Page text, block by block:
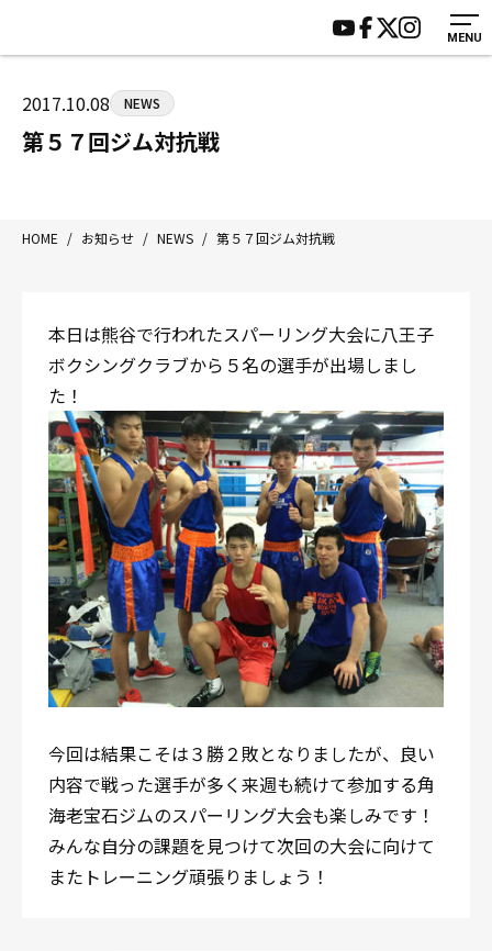
MENU
八王子中屋ボクシングジム
〒192-0072 東京都八王子市南町3-8 第2原嶋ビル1F
Tel/Fax：042-622-7222
営業時間：月〜土 14:00〜22:00 / 日・祝 14:00〜19:00
HOME
ジムについて
トレーニング
入会案内
施設紹介
サポーター募集
2017.10.08 NEWS
第５７回ジム対抗戦
HOME / お知らせ / NEWS / 第５７回ジム対抗戦
本日は熊谷で行われたスパーリング大会に八王子
ボクシングクラブから５名の選手が出場しまし
た！
今回は結果こそは３勝２敗となりましたが、良い
内容で戦った選手が多く来週も続けて参加する角
海老宝石ジムのスパーリング大会も楽しみです！
みんな自分の課題を見つけて次回の大会に向けて
またトレーニング頑張りましょう！